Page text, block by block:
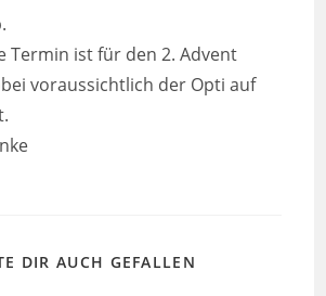
Termin ist für den 2. Advent
voraussichtlich der Opti auf
DIR AUCH GEFALLEN